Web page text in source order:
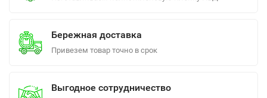
Бережная доставка
Привезем товар точно в срок
Выгодное сотрудничество